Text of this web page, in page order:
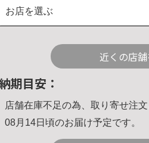
お店を選ぶ
近くの店
期目安：
店舗在庫不足の為、取り寄せ注文
08月14日頃のお届け予定です。